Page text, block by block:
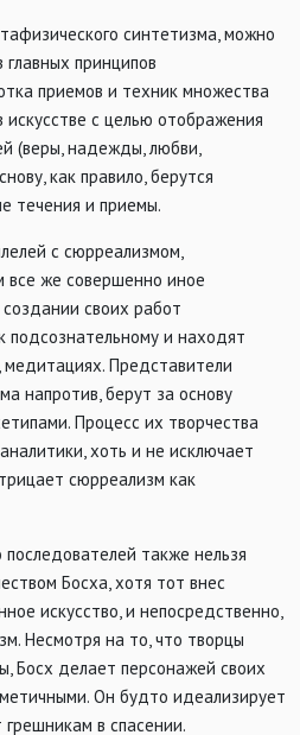
синтетизма, можно
принципов
приемов и техник множества
с целью отображения
(веры, надежды, любви,
как правило, берутся
течения и приемы.
с сюрреализмом,
все же совершенно иное
создании своих работ
и находят
Представители
напротив, берут за основу
Процесс их творчества
хоть и не исключает
сюрреализм как
также нельзя
Босха, хотя тот внес
искусство, и непосредственно,
Несмотря на то, что творцы
Босх делает персонажей своих
Он будто идеализирует
в спасении.